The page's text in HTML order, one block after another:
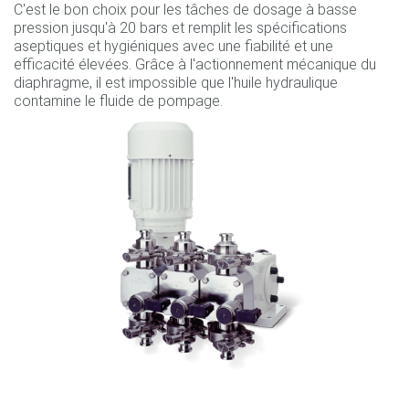
C'est le bon choix pour les tâches de dosage à basse
pression jusqu'à 20 bars et remplit les spécifications
aseptiques et hygiéniques avec une fiabilité et une
efficacité élevées. Grâce à l'actionnement mécanique du
diaphragme, il est impossible que l'huile hydraulique
contamine le fluide de pompage.